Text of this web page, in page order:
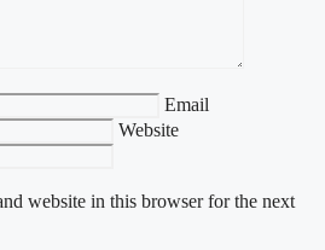
Email
Website
website in this browser for the next